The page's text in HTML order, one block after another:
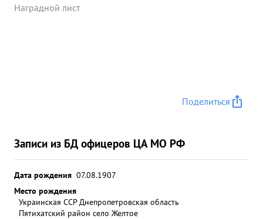
Наградной лист
Поделиться
Записи из БД офицеров ЦА МО РФ
Дата рождения 07.08.1907
Место рождения
Украинская ССР Днепропетровская область
Пятихатский район село Желтое